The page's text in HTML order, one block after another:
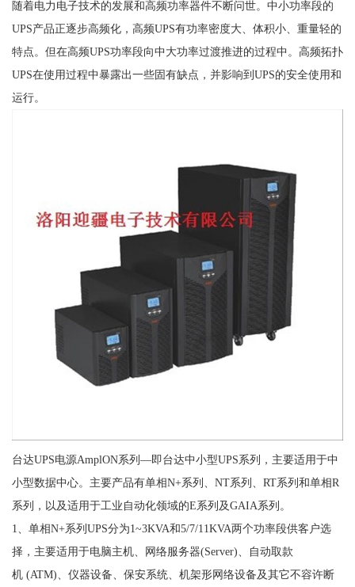
随着电力电子技术的发展和高频功率器件不断问世。中小功率段的
UPS产品正逐步高频化，高频UPS有功率密度大、体积小、重量轻的
特点。但在高频UPS功率段向中大功率过渡推进的过程中。高频拓扑
UPS在使用过程中暴露出一些固有缺点，并影响到UPS的安全使用和
运行。
台达UPS电源AmplON系列—即台达中小型UPS系列，主要适用于中
小型数据中心。主要产品有单相N+系列、NT系列、RT系列和单相R
系列，以及适用于工业自动化领域的E系列及GAIA系列。
1、单相N+系列UPS分为1~3KVA和5/7/11KVA两个功率段供客户选
择，主要适用于电脑主机、网络服务器(Server)、自动取款
机 (ATM)、仪器设备、保安系统、机架形网络设备及其它不容许断